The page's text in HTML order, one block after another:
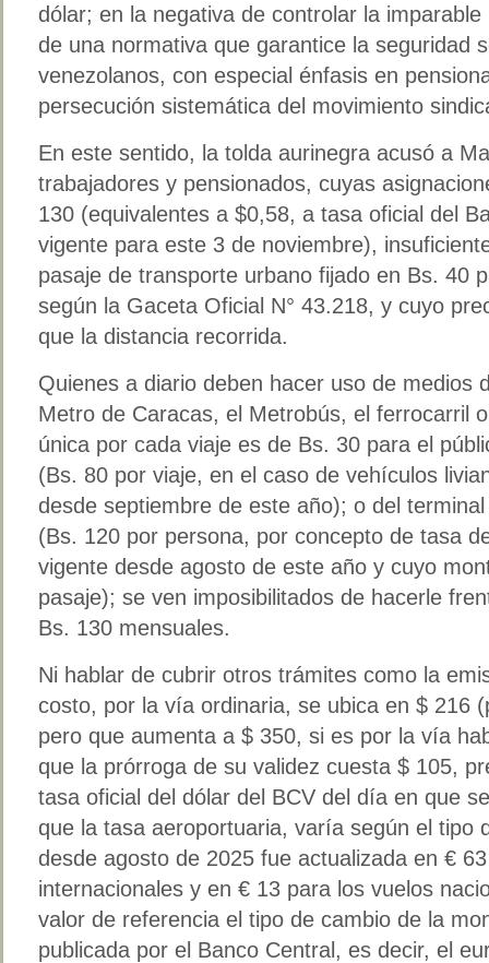
dólar; en la negativa de controlar la
de una normativa que garantice la seguridad
venezolanos, con especial énfasis en
persecución sistemática del movimiento
En este sentido, la tolda aurinegra acusó a
trabajadores y pensionados, cuyas
130 (equivalentes a $0,58, a tasa oficial del
vigente para este 3 de noviembre),
pasaje de transporte urbano fijado en Bs. 40
según la Gaceta Oficial N° 43.218, y cuyo
que la distancia recorrida.
Quienes a diario deben hacer uso de medios
Metro de Caracas, el Metrobús, el ferrocarril
única por cada viaje es de Bs. 30 para el
(Bs. 80 por viaje, en el caso de vehículos
desde septiembre de este año); o del
(Bs. 120 por persona, por concepto de tasa
vigente desde agosto de este año y cuyo
pasaje); se ven imposibilitados de hacerle
Bs. 130 mensuales.
Ni hablar de cubrir otros trámites como la
costo, por la vía ordinaria, se ubica en $ 216
pero que aumenta a $ 350, si es por la vía
que la prórroga de su validez cuesta $ 105,
tasa oficial del dólar del BCV del día en que
que la tasa aeroportuaria, varía según el tipo
desde agosto de 2025 fue actualizada en €
internacionales y en € 13 para los vuelos
valor de referencia el tipo de cambio de la
publicada por el Banco Central, es decir, el